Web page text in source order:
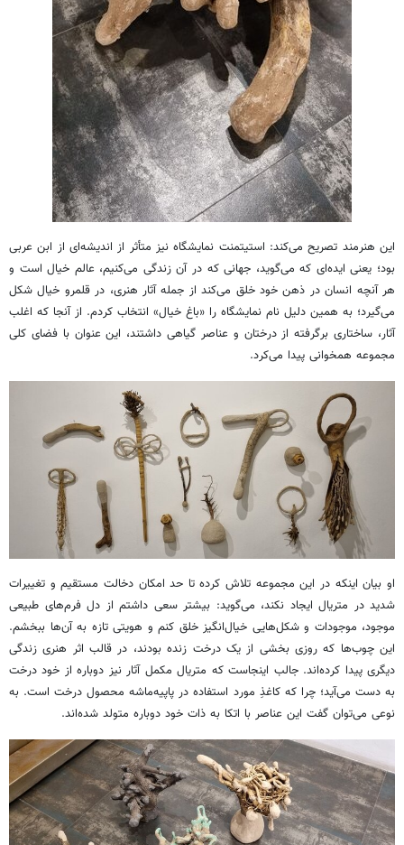
این هنرمند تصریح می‌کند: استیتمنت نمایشگاه نیز متأثر از اندیشه‌ای از ابن عربی
بود؛ یعنی ایده‌ای که می‌گوید، جهانی که در آن زندگی می‌کنیم، عالم خیال است و
هر آنچه انسان در ذهن خود خلق می‌کند از جمله آثار هنری، در قلمرو خیال شکل
می‌گیرد؛ به همین دلیل نام نمایشگاه را «باغ خیال» انتخاب کردم. از آنجا که اغلب
آثار، ساختاری برگرفته از درختان و عناصر گیاهی داشتند، این عنوان با فضای کلی
مجموعه همخوانی پیدا می‌کرد.
او بیان اینکه در این مجموعه تلاش کرده تا حد امکان دخالت مستقیم و تغییرات
شدید در متریال ایجاد نکند، می‌گوید: بیشتر سعی داشتم از دل فرم‌های طبیعی
موجود، موجودات و شکل‌هایی خیال‌انگیز خلق کنم و هویتی تازه به آن‌ها ببخشم.
این چوب‌ها که روزی بخشی از یک درخت زنده بودند، در قالب اثر هنری زندگی
دیگری پیدا کرده‌اند. جالب اینجاست که متریال مکمل آثار نیز دوباره از خود درخت
به دست می‌آید؛ چرا که کاغذِ مورد استفاده در پاپیه‌ماشه محصول درخت است. به
نوعی می‌توان گفت این عناصر با اتکا به ذات خود دوباره متولد شده‌اند.